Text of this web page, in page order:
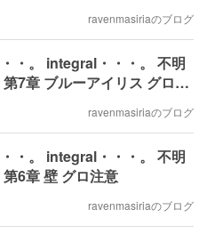
ravenmasiriaのブログ
・。 integral・・・。 不明
7章 ブルーアイリス グロ注
ravenmasiriaのブログ
・。 integral・・・。 不明
6章 壁 グロ注意
ravenmasiriaのブログ